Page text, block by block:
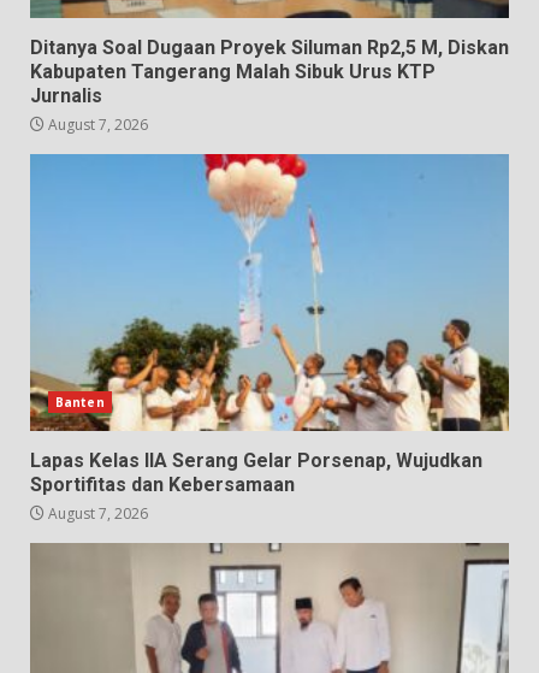
Ditanya Soal Dugaan Proyek Siluman Rp2,5 M, Diskan
Kabupaten Tangerang Malah Sibuk Urus KTP
Jurnalis
August 7, 2026
Banten
Lapas Kelas IIA Serang Gelar Porsenap, Wujudkan
Sportifitas dan Kebersamaan
August 7, 2026